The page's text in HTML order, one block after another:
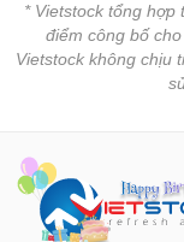
* Vietstock tổng
điểm công bố
Vietstock không chịu